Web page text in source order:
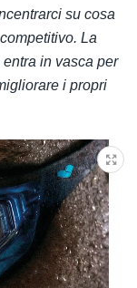
su cosa
La
in vasca per
i propri